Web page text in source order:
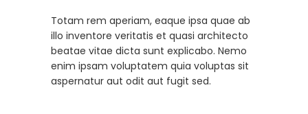
Totam rem aperiam, eaque ipsa quae ab
illo inventore veritatis et quasi architecto
beatae vitae dicta sunt explicabo. Nemo
enim ipsam voluptatem quia voluptas sit
aspernatur aut odit aut fugit sed.